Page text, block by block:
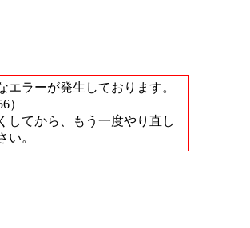
エラーが発生しております。
）
してから、もう一度やり直し
い。